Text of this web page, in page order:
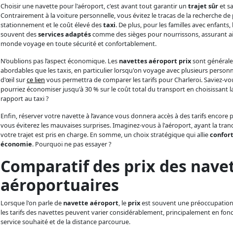
Choisir une navette pour l'aéroport, c'est avant tout garantir un trajet sûret
Contrairement à la voiture personnelle, vous évitez le tracas de la recherche de
stationnement et le coût élevé destaxi. De plus, pour les familles avec
souvent desservices adaptéscomme des sièges pour nourrissons, assurant
monde voyage en toute sécurité et confortablement.
N’oublions pas l’aspect économique. Les navettes aéroport prixsont
abordables que les taxis, en particulier lorsqu'on voyage avec plusieurs
d'œil surce lien vous permettra de comparer les tarifs pour Charleroi. Saviez-
pourriez économiser jusqu'à 30 % sur le coût total du transport en choisissant
rapport au taxi ?
Enfin, réserver votre navette à l’avance vous donnera accès à des tarifs encore
vous éviterez les mauvaises surprises. Imaginez-vous à l'aéroport, ayant la
votre trajet est pris en charge. En somme, un choix stratégique qui allieconfort
économie. Pourquoi ne pas essayer ?
Comparatif des prix des
aéroportuaires
Lorsque l'on parle de navette aéroport, le prixest souvent une
les tarifs des navettes peuvent varier considérablement, principalement en
service souhaité et de la distance parcourue.